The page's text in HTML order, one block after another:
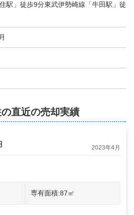
駅」徒歩9分東武伊勢崎線「牛田駅」徒
直近の売却実績
2023年4月
専有面積:87㎡